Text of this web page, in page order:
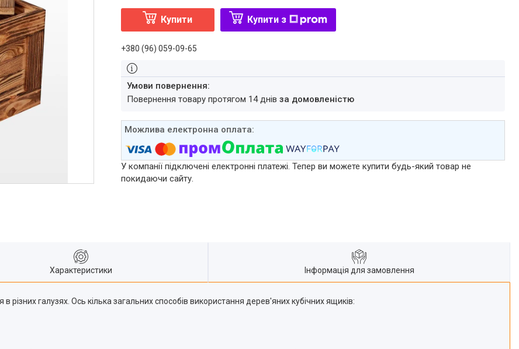
Купити Купити з
+380 (96) 059-09-65
повернення товару протягом 14 днів за домовленістю
У компанії підключені електронні платежі. Тепер ви можете купити будь-який товар не
покидаючи сайту.
Характеристики Інформація для замовлення
різних галузях. Ось кілька загальних способів використання дерев'яних кубічних ящиків: